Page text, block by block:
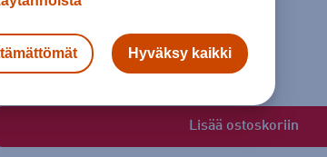
45
Lisää ostoskoriin
Hyväksy kaikki